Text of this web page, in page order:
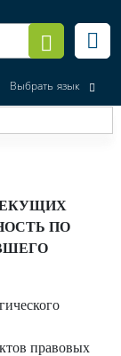
Выбрать язык
ПО
правовых